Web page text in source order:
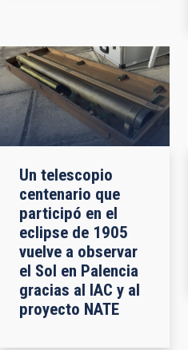
Un telescopio
centenario que
participó en el
eclipse de 1905
vuelve a observar
el Sol en Palencia
gracias al IAC y al
proyecto NATE